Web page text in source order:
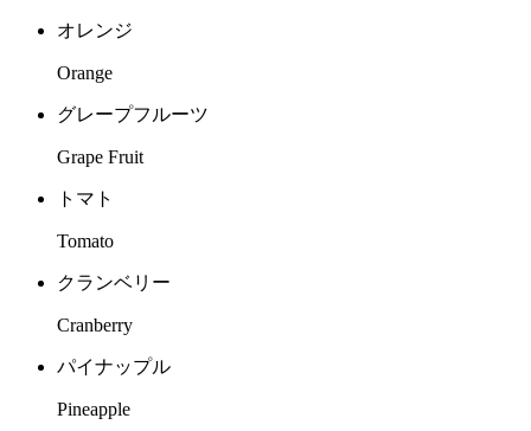
オレンジ
Orange
グレープフルーツ
Grape Fruit
トマト
Tomato
クランベリー
Cranberry
パイナップル
Pineapple